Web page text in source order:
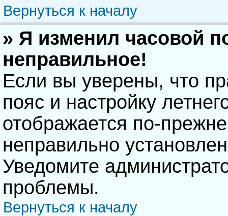
Вернуться к началу
» Я изменил часовой
неправильное!
Если вы уверены, что
пояс и настройку
отображается по-
неправильно
Уведомите
проблемы.
Вернуться к началу